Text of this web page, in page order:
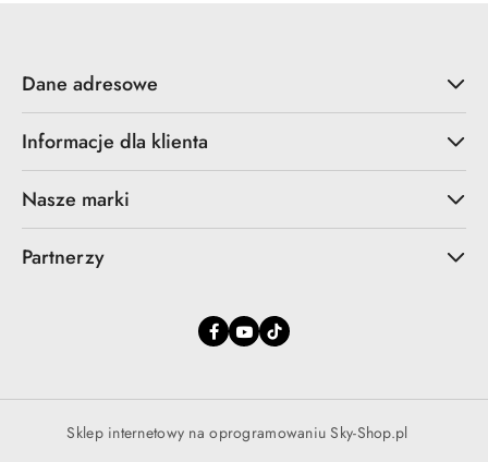
Dane adresowe
Informacje dla klienta
Nasze marki
Partnerzy
Sklep internetowy na oprogramowaniu Sky-Shop.pl